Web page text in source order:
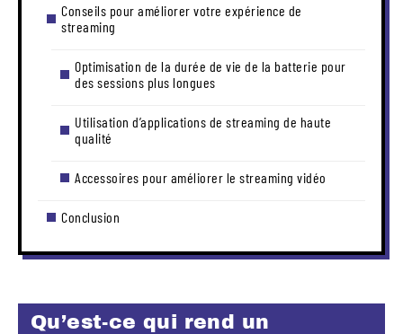
Conseils pour améliorer votre expérience de
streaming
Optimisation de la durée de vie de la batterie pour
des sessions plus longues
Utilisation d’applications de streaming de haute
qualité
Accessoires pour améliorer le streaming vidéo
Conclusion
Qu’est-ce qui rend un